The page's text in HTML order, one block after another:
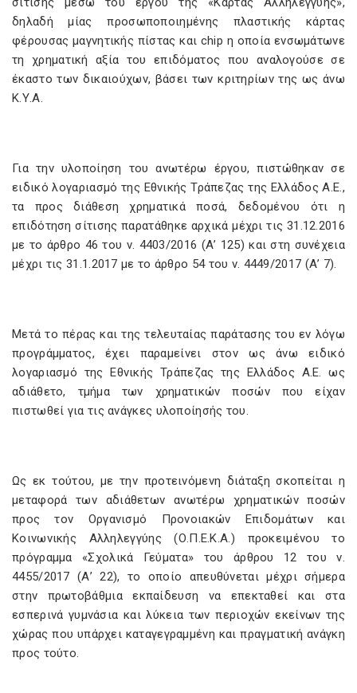
δηλαδή μίας προσωποποιημένης πλαστικής κάρτας
φέρουσας μαγνητικής πίστας και chip η οποία ενσωμάτωνε
τη χρηματική αξία του επιδόματος που αναλογούσε σε
έκαστο των δικαιούχων, βάσει των κριτηρίων της ως άνω
Κ.Υ.Α.
Για την υλοποίηση του ανωτέρω έργου, πιστώθηκαν σε
ειδικό λογαριασμό της Εθνικής Τράπεζας της Ελλάδος Α.Ε.,
τα προς διάθεση χρηματικά ποσά, δεδομένου ότι η
επιδότηση σίτισης παρατάθηκε αρχικά μέχρι τις 31.12.2016
με το άρθρο 46 του ν. 4403/2016 (Α’ 125) και στη συνέχεια
μέχρι τις 31.1.2017 με το άρθρο 54 του ν. 4449/2017 (Α’ 7).
Μετά το πέρας και της τελευταίας παράτασης του εν λόγω
προγράμματος, έχει παραμείνει στον ως άνω ειδικό
λογαριασμό της Εθνικής Τράπεζας της Ελλάδος Α.Ε. ως
αδιάθετο, τμήμα των χρηματικών ποσών που είχαν
πιστωθεί για τις ανάγκες υλοποίησής του.
Ως εκ τούτου, με την προτεινόμενη διάταξη σκοπείται η
μεταφορά των αδιάθετων ανωτέρω χρηματικών ποσών
προς τον Οργανισμό Προνοιακών Επιδομάτων και
Κοινωνικής Αλληλεγγύης (Ο.Π.Ε.Κ.Α.) προκειμένου το
πρόγραμμα «Σχολικά Γεύματα» του άρθρου 12 του ν.
4455/2017 (Α’ 22), το οποίο απευθύνεται μέχρι σήμερα
στην πρωτοβάθμια εκπαίδευση να επεκταθεί και στα
εσπερινά γυμνάσια και λύκεια των περιοχών εκείνων της
χώρας που υπάρχει καταγεγραμμένη και πραγματική ανάγκη
προς τούτο.